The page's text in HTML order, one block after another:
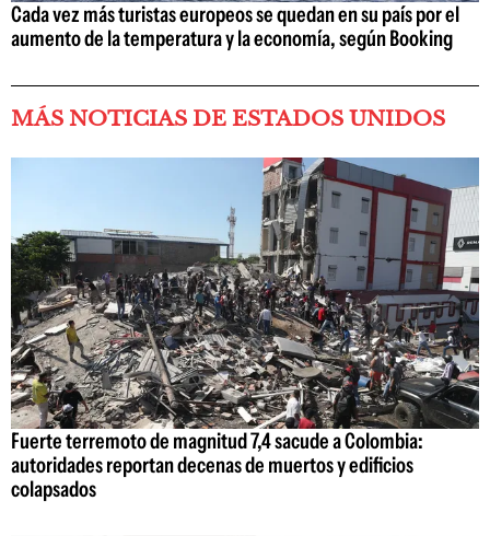
Cada vez más turistas europeos se quedan en su país por el
aumento de la temperatura y la economía, según Booking
MÁS NOTICIAS DE ESTADOS UNIDOS
Fuerte terremoto de magnitud 7,4 sacude a Colombia:
autoridades reportan decenas de muertos y edificios
colapsados